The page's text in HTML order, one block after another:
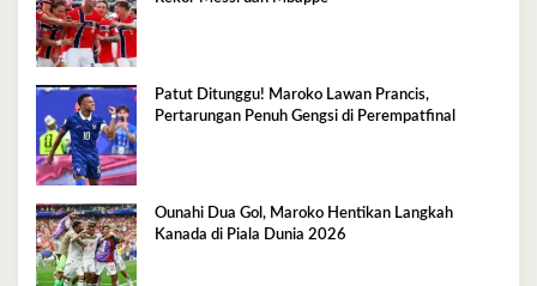
Patut Ditunggu! Maroko Lawan Prancis,
Pertarungan Penuh Gengsi di Perempatfinal
Ounahi Dua Gol, Maroko Hentikan Langkah
Kanada di Piala Dunia 2026